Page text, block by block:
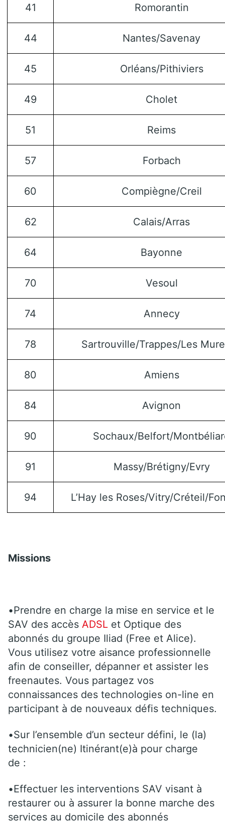
41 Romorantin
44 Nantes/Savenay
45 Orléans/Pithiviers
49 Cholet
51 Reims
57 Forbach
60 Compiègne/Creil
62 Calais/Arras
64 Bayonne
70 Vesoul
74 Annecy
78 Sartrouville/Trappes/Les
80 Amiens
84 Avignon
90 Sochaux/Belfort/
91 Massy/Brétigny/Evry
94 L’Hay les Roses/Vitry/Créteil/
Missions
•Prendre en charge la mise en service et le
SAV des accès ADSL et Optique des
abonnés du groupe Iliad (Free et Alice).
Vous utilisez votre aisance professionnelle
afin de conseiller, dépanner et assister les
freenautes. Vous partagez vos
connaissances des technologies on-line en
participant à de nouveaux défis techniques.
•Sur l’ensemble d’un secteur défini, le (la)
technicien(ne) Itinérant(e)à pour charge
de :
•Effectuer les interventions SAV visant à
restaurer ou à assurer la bonne marche des
services au domicile des abonnés